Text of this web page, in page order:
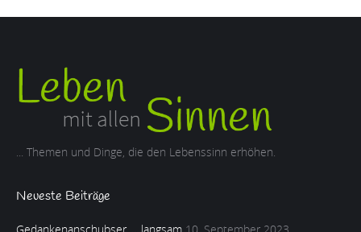
... Themen und Dinge, die den Lebenssinn erhöhen.
Neueste Beiträge